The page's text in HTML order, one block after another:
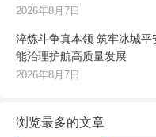
2026年8月7日
淬炼斗争真本领 筑牢冰城平
能治理护航高质量发展
2026年8月7日
浏览最多的文章